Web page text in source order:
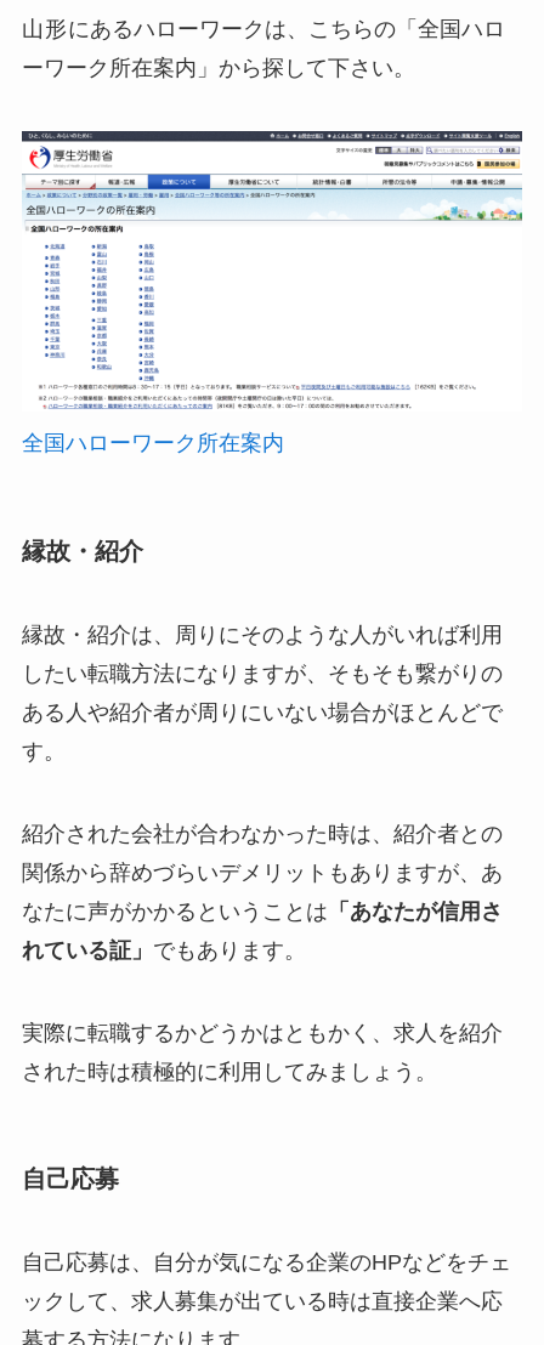
山形にあるハローワークは、こちらの「全国ハロ
ーワーク所在案内」から探して下さい。
全国ハローワーク所在案内
縁故・紹介
縁故・紹介は、周りにそのような人がいれば利用
したい転職方法になりますが、そもそも繋がりの
ある人や紹介者が周りにいない場合がほとんどで
す。
紹介された会社が合わなかった時は、紹介者との
関係から辞めづらいデメリットもありますが、あ
なたに声がかかるということは 「あなたが信用さ
れている証」 でもあります。
実際に転職するかどうかはともかく、求人を紹介
された時は積極的に利用してみましょう。
自己応募
自己応募は、自分が気になる企業のHPなどをチェ
ックして、求人募集が出ている時は直接企業へ応